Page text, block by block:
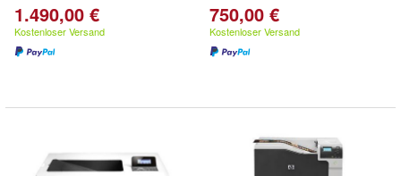
1.490,00 €
Kostenloser Versand
750,00 €
Kostenloser Versand